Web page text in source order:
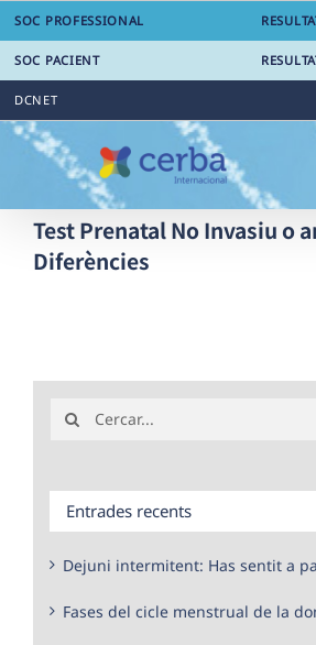
Skip
content
SOC PROFESSIONAL
SOC PACIENT
DCNET
Test Prenatal No Invasiu o
Diferències
for:
Entrades recents
Dejuni intermitent: Has sentit a
Fases del cicle menstrual de la